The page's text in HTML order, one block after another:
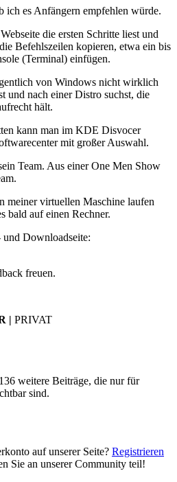
ich es Anfängern empfehlen würde.
die ersten Schritte liest und
Befehlszeilen kopieren, etwa ein bis
(Terminal) einfügen.
von Windows nicht wirklich
und nach einer Distro suchst, die
hält.
kann man im KDE Disvocer
mit großer Auswahl.
Team. Aus einer One Men Show
meiner virtuellen Maschine laufen
bald auf einen Rechner.
Downloadseite:
freuen.
| PRIVAT
weitere Beiträge, die nur für
sind.
auf unserer Seite? Registrieren
Sie an unserer Community teil!